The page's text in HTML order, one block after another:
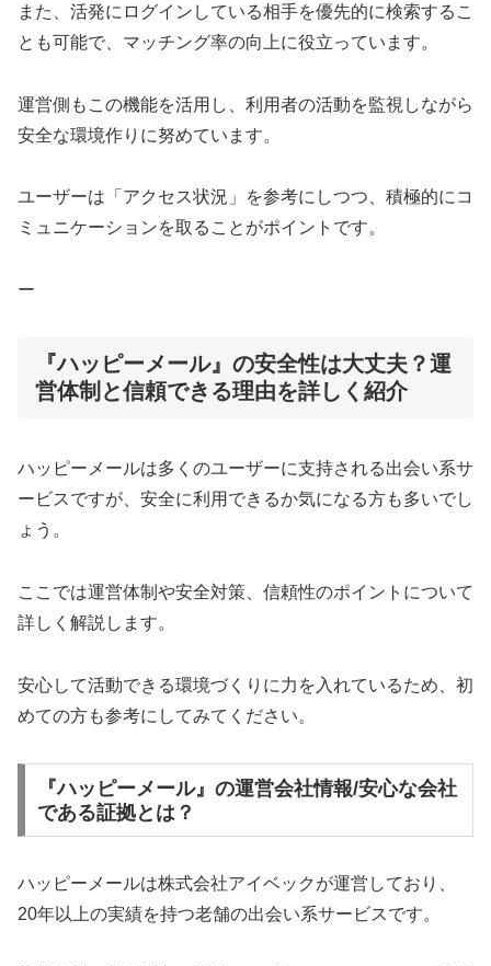
また、活発にログインしている相手を優先的に検索するこ
とも可能で、マッチング率の向上に役立っています。
運営側もこの機能を活用し、利用者の活動を監視しながら
安全な環境作りに努めています。
ユーザーは「アクセス状況」を参考にしつつ、積極的にコ
ミュニケーションを取ることがポイントです。
ー
『ハッピーメール』の安全性は大丈夫？運
営体制と信頼できる理由を詳しく紹介
ハッピーメールは多くのユーザーに支持される出会い系サ
ービスですが、安全に利用できるか気になる方も多いでし
ょう。
ここでは運営体制や安全対策、信頼性のポイントについて
詳しく解説します。
安心して活動できる環境づくりに力を入れているため、初
めての方も参考にしてみてください。
『ハッピーメール』の運営会社情報/安心な会社
である証拠とは？
ハッピーメールは株式会社アイベックが運営しており、
20年以上の実績を持つ老舗の出会い系サービスです。